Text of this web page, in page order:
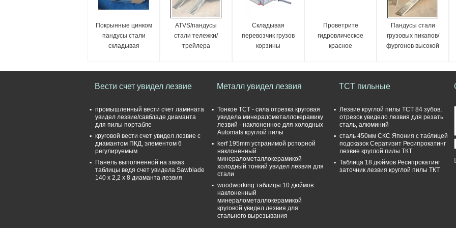
Покрынные цинком
пандусы стали
складывая
ATVS/пандусы
стали тележки/
трейлера
Складывая
перевозчик грузов
корзины
Проветрите
гидровлическое
красное
360kg к емкости
Пандусы стали
грузовых пикапов/
фургонов высокой
Вести счет увидел лезвие
промышленный вести счет ламината
увидел лезвие/савбладе диаманта
для пилы портабле
круговой вести счет увидел лезвие с
диамантом ПКД, элементом 6
регулируемым
Панель выполненной на заказ
таблицы ведя счет увидела Sawblade
140 x 2,2 x 8 диаманта лезвия
Металл увидел лезвия
Тонкое TCT - сила отрезка круговая
увидела минералометаллокерамику
лезвий - наклоненное для холодных
Automats круглой пилы
kerf 195mm устранимой роторной
наклоненный
минералометаллокерамикой
холодный тонкий увидел лезвия для
стали
woodworking таблицы 10 дюймов
наклоненный
минералометаллокерамикой
круговой увидел лезвия для
стального вырезывания
TCT пильные
Лезвие круглой пилы TCT 84 зубов,
отрезок увидело лезвия для резать
сталь, алюминий
сталь 450мм СКС Япония с таблицей
подсказок Сератизит Ресипрокатинг
лезвие круглой пилы ТКТ
Таблица 18 дюймов Ресипрокатинг
заточник лезвия круглой пилы ТКТ